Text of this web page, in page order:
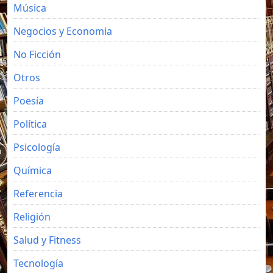
Música
Negocios y Economia
No Ficción
Otros
Poesía
Política
Psicología
Química
Referencia
Religión
Salud y Fitness
Tecnología